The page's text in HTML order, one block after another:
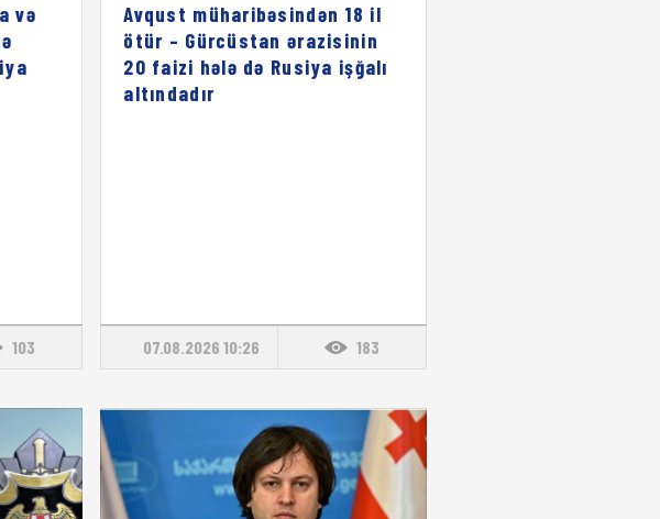
və
103
Avqust müharibəsindən 18 il
ötür – Gürcüstan ərazisinin
20 faizi hələ də Rusiya işğalı
altındadır
07.08.2026 10:26 183